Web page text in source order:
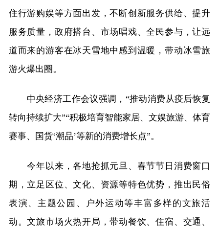
住行游购娱等方面出发，不断创新服务供给、提升
服务质量，政府搭台、市场唱戏、全民参与，让远
道而来的游客在冰天雪地中感到温暖，带动冰雪旅
游火爆出圈。
中央经济工作会议强调，“推动消费从疫后恢复
转向持续扩大”“积极培育智能家居、文娱旅游、体育
赛事、国货‘潮品’等新的消费增长点”。
今年以来，各地抢抓元旦、春节节日消费窗口
期，立足区位、文化、资源等特色优势，推出民俗
表演、主题公园、户外运动等丰富多样的文旅活
动。文旅市场火热开局，带动餐饮、住宿、交通、